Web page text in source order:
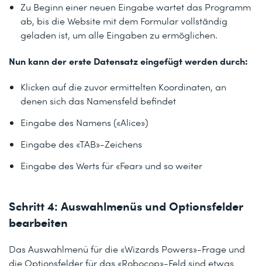
Zu Beginn einer neuen Eingabe wartet das Programm
ab, bis die Website mit dem Formular vollständig
geladen ist, um alle Eingaben zu ermöglichen.
Nun kann der erste Datensatz eingefügt werden durch:
Klicken auf die zuvor ermittelten Koordinaten, an
denen sich das Namensfeld befindet
Eingabe des Namens («Alice»)
Eingabe des «TAB»-Zeichens
Eingabe des Werts für «Fear» und so weiter
Schritt 4: Auswahlmenüs und Optionsfelder
bearbeiten
Das Auswahlmenü für die «Wizards Powers»-Frage und
die Optionsfelder für das «Robocop»-Feld sind etwas